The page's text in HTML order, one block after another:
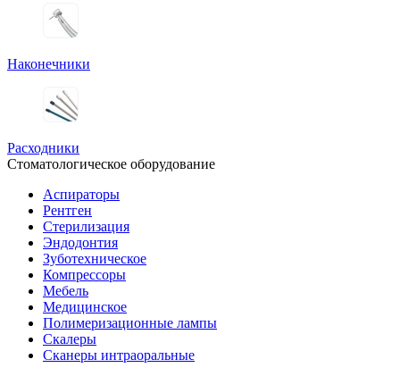
Наконечники
Расходники
Стоматологическое оборудование
Аспираторы
Рентген
Стерилизация
Эндодонтия
Зуботехническое
Компрессоры
Мебель
Медицинское
Полимеризационные лампы
Скалеры
Сканеры интраоральные